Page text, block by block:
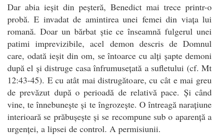
Dar abia ieșit din peșteră, Benedict mai trece printr-o
probă. E invadat de amintirea unei femei din viața lui
romană. Doar un bărbat știe ce înseamnă fulgerul unei
patimi imprevizibile, acel demon descris de Domnul
care, odată ieșit din om, se întoarce cu alți șapte demoni
după el și distruge casa înfrumusețată a sufletului (cf. Mt
12:43-45). E cu atât mai distrugătoare, cu cât e mai greu
de prevăzut după o perioadă de relativă pace. Și când
vine, te înnebunește și te îngrozește. O întreagă narațiune
interioară se prăbușește și se recompune sub o aparență a
urgenței, a lipsei de control. A permisiunii.